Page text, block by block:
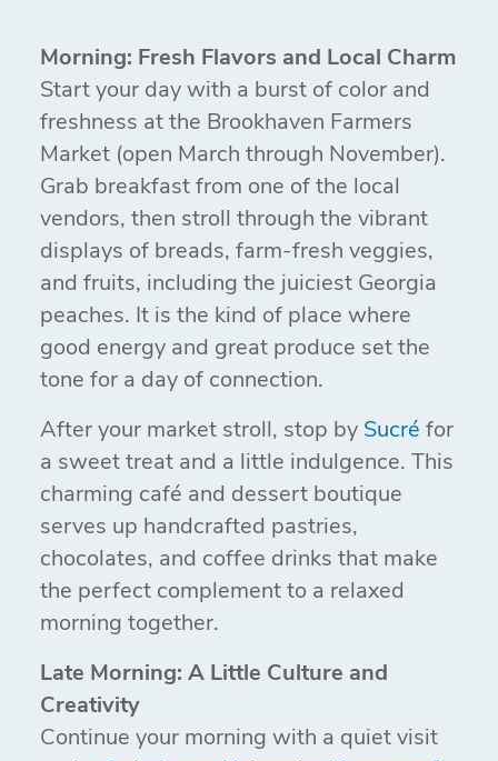
Morning: Fresh Flavors and Local Charm
Start your day with a burst of color and
freshness at the Brookhaven Farmers
Market (open March through November).
Grab breakfast from one of the local
vendors, then stroll through the vibrant
displays of breads, farm-fresh veggies,
and fruits, including the juiciest Georgia
peaches. It is the kind of place where
good energy and great produce set the
tone for a day of connection.
After your market stroll, stop by Sucré for
a sweet treat and a little indulgence. This
charming café and dessert boutique
serves up handcrafted pastries,
chocolates, and coffee drinks that make
the perfect complement to a relaxed
morning together.
Late Morning: A Little Culture and
Creativity
Continue your morning with a quiet visit